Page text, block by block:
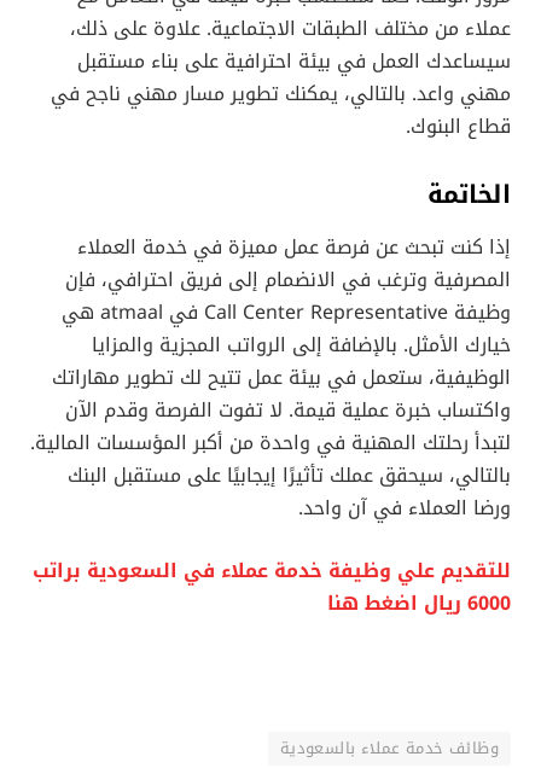
عملاء من مختلف الطبقات الاجتماعية. علاوة على ذلك،
سيساعدك العمل في بيئة احترافية على بناء مستقبل
مهني واعد. بالتالي، يمكنك تطوير مسار مهني ناجح في
قطاع البنوك.
الخاتمة
إذا كنت تبحث عن فرصة عمل مميزة في خدمة العملاء
المصرفية وترغب في الانضمام إلى فريق احترافي، فإن
وظيفة Call Center Representative في atmaal هي
خيارك الأمثل. بالإضافة إلى الرواتب المجزية والمزايا
الوظيفية، ستعمل في بيئة عمل تتيح لك تطوير مهاراتك
واكتساب خبرة عملية قيمة. لا تفوت الفرصة وقدم الآن
لتبدأ رحلتك المهنية في واحدة من أكبر المؤسسات المالية.
بالتالي، سيحقق عملك تأثيرًا إيجابيًا على مستقبل البنك
ورضا العملاء في آن واحد.
للتقديم علي وظيفة خدمة عملاء في السعودية براتب
6000 ريال اضغط هنا
وظائف خدمة عملاء بالسعودية